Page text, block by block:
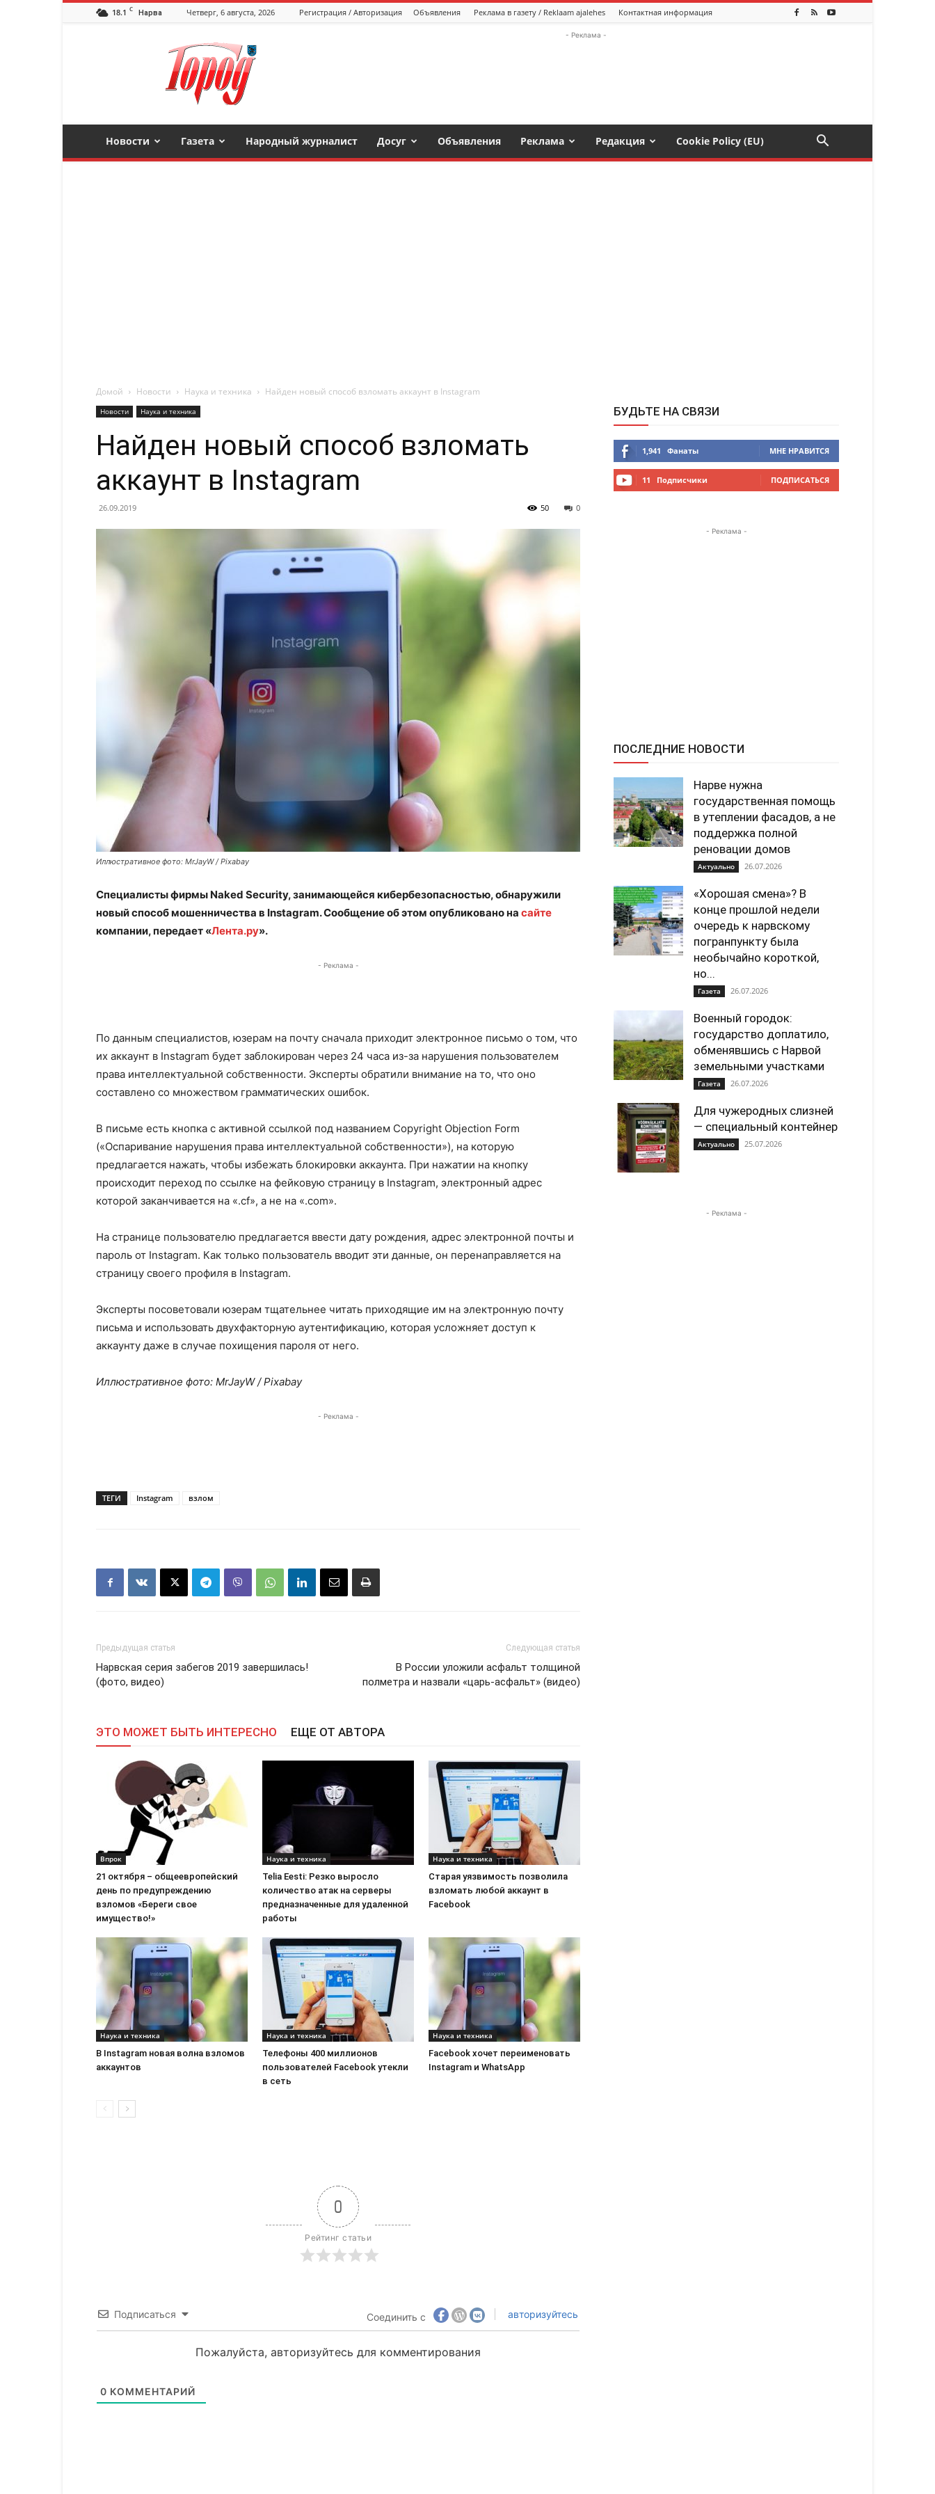
18.1 C Нарва Четверг, 6 августа, 2026 Регистрация / Авторизация Объявления Реклама в газету / Reklaam ajalehes Контактная информация
Нарвская
газета
"Город"
- Реклама -
Новости Газета Народный журналист Досуг Объявления Реклама Редакция Cookie Policy (EU)
Домой Новости Наука и техника Найден новый способ взломать аккаунт в Instagram
Новости Наука и техника
Найден новый способ взломать
аккаунт в Instagram
26.09.2019 0
50
Иллюстративное фото: MrJayW / Pixabay
Специалисты фирмы Naked Security, занимающейся кибербезопасностью, обнаружили
новый способ мошенничества в Instagram. Сообщение об этом опубликовано на сайте
компании, передает «Лента.ру».
- Реклама -
По данным специалистов, юзерам на почту сначала приходит электронное письмо о том, что
их аккаунт в Instagram будет заблокирован через 24 часа из-за нарушения пользователем
права интеллектуальной собственности. Эксперты обратили внимание на то, что оно
составлено со множеством грамматических ошибок.
В письме есть кнопка с активной ссылкой под названием Copyright Objection Form
(«Оспаривание нарушения права интеллектуальной собственности»), на которую
предлагается нажать, чтобы избежать блокировки аккаунта. При нажатии на кнопку
происходит переход по ссылке на фейковую страницу в Instagram, электронный адрес
которой заканчивается на «.cf», а не на «.com».
На странице пользователю предлагается ввести дату рождения, адрес электронной почты и
пароль от Instagram. Как только пользователь вводит эти данные, он перенаправляется на
страницу своего профиля в Instagram.
Эксперты посоветовали юзерам тщательнее читать приходящие им на электронную почту
письма и использовать двухфакторную аутентификацию, которая усложняет доступ к
аккаунту даже в случае похищения пароля от него.
Иллюстративное фото: MrJayW / Pixabay
- Реклама -
ТЕГИ Instagram взлом
Предыдущая статья
Нарвская серия забегов 2019 завершилась!
(фото, видео)
Следующая статья
В России уложили асфальт толщиной
полметра и назвали «царь-асфальт» (видео)
ЭТО МОЖЕТ БЫТЬ ИНТЕРЕСНО ЕЩЕ ОТ АВТОРА
Впрок
21 октября – общеевропейский
день по предупреждению
взломов «Береги свое
имущество!»
Наука и техника
Telia Eesti: Резко выросло
количество атак на серверы
предназначенные для удаленной
работы
Наука и техника
Старая уязвимость позволила
взломать любой аккаунт в
Facebook
Наука и техника
В Instagram новая волна взломов
аккаунтов
Наука и техника
Телефоны 400 миллионов
пользователей Facebook утекли
в сеть
Наука и техника
Facebook хочет переименовать
Instagram и WhatsApp
0
Рейтинг статьи
Подписаться Соединить с авторизуйтесь
Пожалуйста, авторизуйтесь для комментирования
0 КОММЕНТАРИЙ
БУДЬТЕ НА СВЯЗИ
1,941 Фанаты МНЕ НРАВИТСЯ
11 Подписчики ПОДПИСАТЬСЯ
- Реклама -
ПОСЛЕДНИЕ НОВОСТИ
Нарве нужна
государственная помощь
в утеплении фасадов, а не
поддержка полной
реновации домов
Актуально 26.07.2026
«Хорошая смена»? В
конце прошлой недели
очередь к нарвскому
погранпункту была
необычайно короткой,
но...
Газета 26.07.2026
Военный городок:
государство доплатило,
обменявшись с Нарвой
земельными участками
Газета 26.07.2026
Для чужеродных слизней
— специальный контейнер
Актуально 25.07.2026
- Реклама -